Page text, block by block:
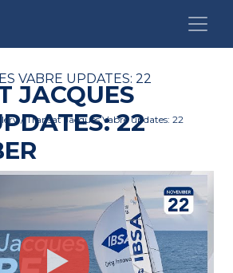
VABRE UPDATES: 22
/ Transat Jacques Vabre updates: 22
JACQUES
22